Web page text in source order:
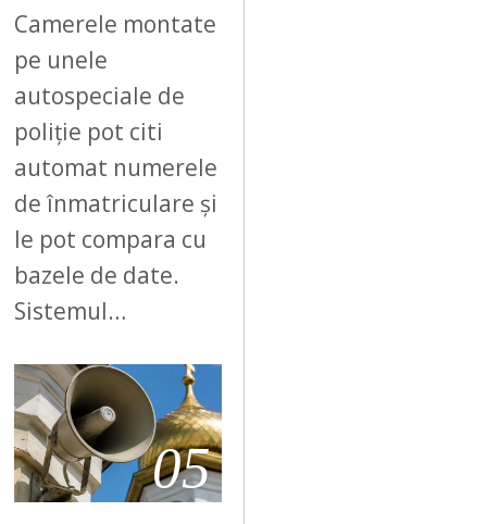
Camerele montate
pe unele
autospeciale de
poliție pot citi
automat numerele
de înmatriculare și
le pot compara cu
bazele de date.
Sistemul…
05